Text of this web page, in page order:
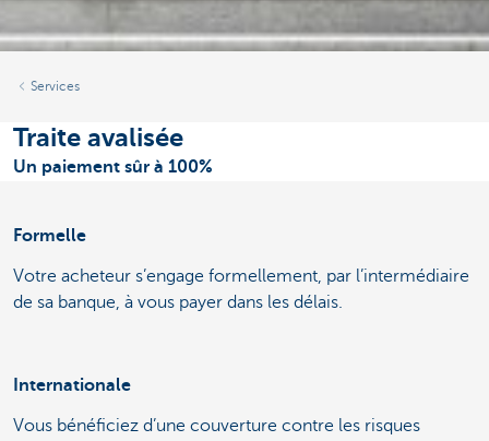
Services
Traite avalisée
Un paiement sûr à 100%
Formelle
Votre acheteur s’engage formellement, par l’intermédiaire
de sa banque, à vous payer dans les délais.
Internationale
Vous bénéficiez d’une couverture contre les risques